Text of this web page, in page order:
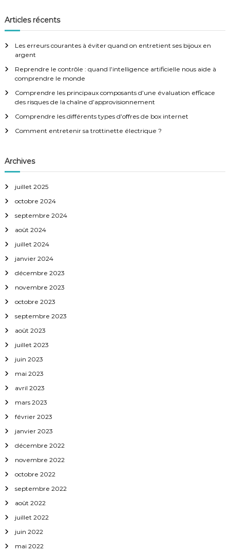
a
n
e
l
’
a
r
t
i
c
l
e
h
e
c
e
:
c
e
r
Articles récents
Les erreurs courantes à éviter quand on entretient ses bijoux en
argent
Reprendre le contrôle : quand l’intelligence artificielle nous aide à
comprendre le monde
Comprendre les principaux composants d’une évaluation efficace
des risques de la chaîne d’approvisionnement
Comprendre les différents types d’offres de box internet
Comment entretenir sa trottinette électrique ?
Archives
juillet 2025
octobre 2024
septembre 2024
août 2024
juillet 2024
janvier 2024
décembre 2023
novembre 2023
octobre 2023
septembre 2023
août 2023
juillet 2023
juin 2023
mai 2023
avril 2023
mars 2023
février 2023
janvier 2023
décembre 2022
novembre 2022
octobre 2022
septembre 2022
août 2022
juillet 2022
juin 2022
mai 2022